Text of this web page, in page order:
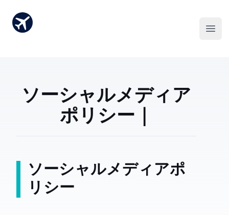
ソーシャルメディア
ポリシー｜Ombo
ソーシャルメディアポ
リシー